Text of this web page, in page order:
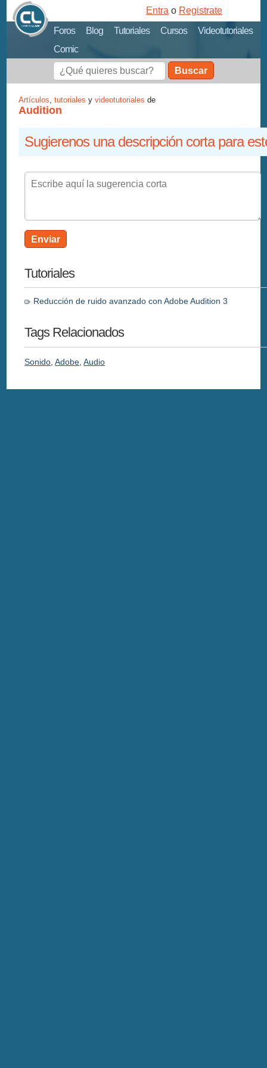
Foros Blog Tutoriales Cursos
Videotutoriales
Comic
Entra o Registrate
Buscar
Artículos,tutoriales yvideotutoriales de
Audition
Sugierenos una descripción corta para
Enviar
Tutoriales
Reducción de ruido avanzado con Adobe Audition 3
Tags Relacionados
Sonido,Adobe,Audio